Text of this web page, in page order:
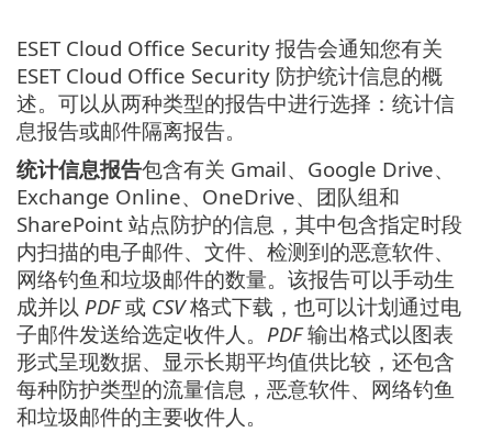
ESET Cloud Office Security 报告会通知您有关
ESET Cloud Office Security 防护统计信息的概
述。可以从两种类型的报告中进行选择：统计信
息报告或邮件隔离报告。
统计信息报告包含有关 Gmail、Google Drive、
Exchange Online、OneDrive、团队组和
SharePoint 站点防护的信息，其中包含指定时段
内扫描的电子邮件、文件、检测到的恶意软件、
网络钓鱼和垃圾邮件的数量。该报告可以手动生
成并以 PDF或 CSV格式下载，也可以计划通过电
子邮件发送给选定收件人。 PDF输出格式以图表
形式呈现数据、显示长期平均值供比较，还包含
每种防护类型的流量信息，恶意软件、网络钓鱼
和垃圾邮件的主要收件人。